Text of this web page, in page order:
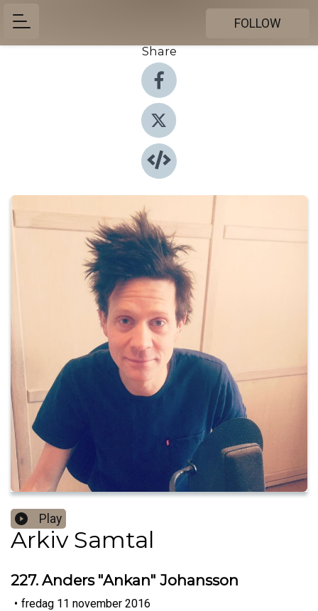
FOLLOW
Share
Play
Arkiv Samtal
227. Anders "Ankan" Johansson
• fredag 11 november 2016